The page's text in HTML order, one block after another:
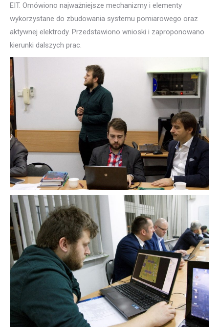
EIT. Omówiono najważniejsze mechanizmy i elementy
wykorzystane do zbudowania systemu pomiarowego oraz
aktywnej elektrody. Przedstawiono wnioski i zaproponowano
kierunki dalszych prac.